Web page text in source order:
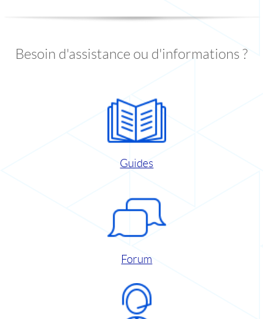
Besoin d'assistance ou d'informations ?
Guides
Forum